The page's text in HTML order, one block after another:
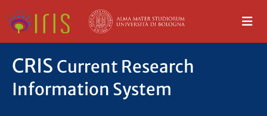
CRIS Current Research
Information System